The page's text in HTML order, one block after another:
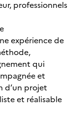
professionnels
expérience de
qui
et
d’un projet
et réalisable